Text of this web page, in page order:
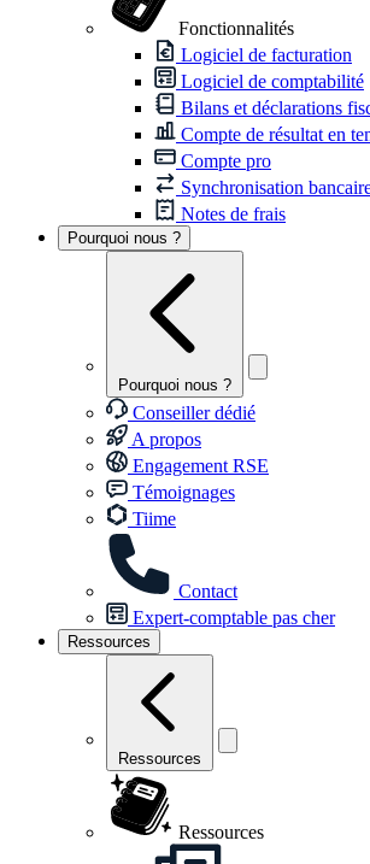
Fonctionnalités
Logiciel de facturation
Logiciel de comptabilité
Bilans et déclarations
Compte de résultat en
Compte pro
Synchronisation
Notes de frais
Pourquoi nous ?
Pourquoi nous ?
Conseiller dédié
A propos
Engagement RSE
Témoignages
Tiime
Contact
Expert-comptable pas cher
Ressources
Ressources
Ressources